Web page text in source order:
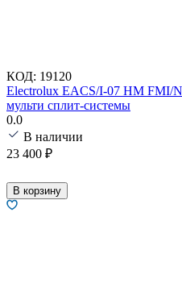
КОД: 19120
Electrolux EACS/I-07 HM FMI/
мульти сплит-системы
0.0
В наличии
23 400 ₽
В корзину